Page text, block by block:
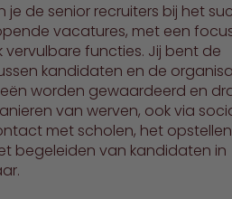
je de senior recruiters bij het
vacatures, met een
vervulbare functies. Jij bent de
kandidaten en de
worden gewaardeerd en
van werven, ook via
met scholen, het
begeleiden van kandidaten in